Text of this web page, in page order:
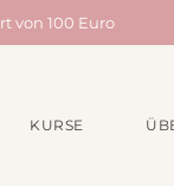
von 100 Euro
KURSE